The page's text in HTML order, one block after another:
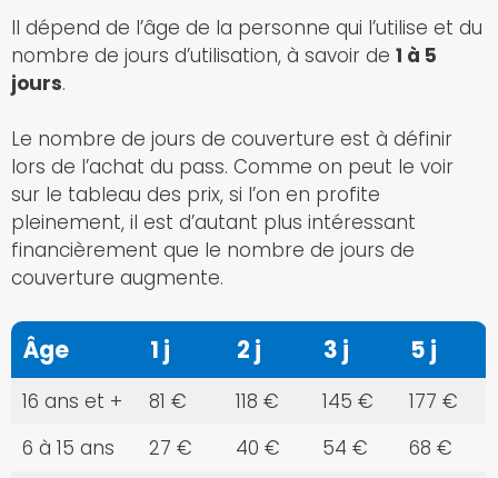
Il dépend de l’âge de la personne qui l’utilise et du
nombre de jours d’utilisation, à savoir de 1 à 5
jours.
Le nombre de jours de couverture est à définir
lors de l’achat du pass. Comme on peut le voir
sur le tableau des prix, si l’on en profite
pleinement, il est d’autant plus intéressant
financièrement que le nombre de jours de
couverture augmente.
Âge 1 j 2 j 3 j 5 j
16 ans et + 81 € 118 € 145 €
177 €
6 à 15 ans
27 € 40 € 54 €
68 €